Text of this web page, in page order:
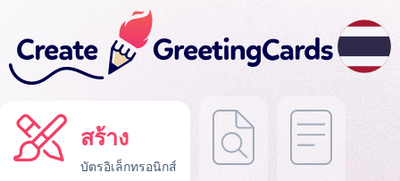
สร้าง
บัตรอิเล็กทรอนิกส์